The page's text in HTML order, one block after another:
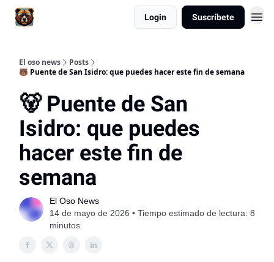
Login Suscríbete
El oso news
Posts
🐻 Puente de San Isidro: que puedes hacer este fin de semana
🐻 Puente de San
Isidro: que puedes
hacer este fin de
semana
El Oso News
14 de mayo de 2026 • Tiempo estimado de lectura: 8
minutos